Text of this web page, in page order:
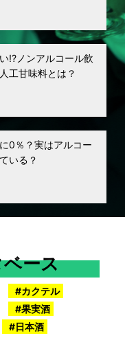
!?ノンアルコール飲
工甘味料とは？
0％？実はアルコー
いる？
ース
カクテル
果実酒
日本酒